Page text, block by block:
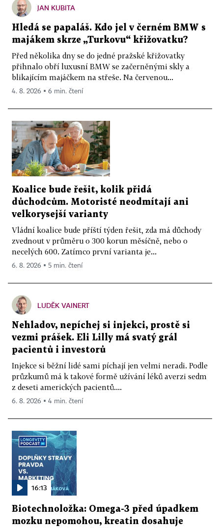
JAN KUBITA
Hledá se papaláš. Kdo jel v černém BMW s
majákem skrze „Turkovu“ křižovatku?
Před několika dny se do jedné pražské křižovatky
přihnalo obří luxusní BMW se začerněnými skly a
blikajícím majáčkem na střeše. Na červenou...
4. 8. 2026 ▪ 6 min. čtení
Koalice bude řešit, kolik přidá
důchodcům. Motoristé neodmítají ani
velkorysejší varianty
Vládní koalice bude příští týden řešit, zda má důchody
zvednout v průměru o 300 korun měsíčně, nebo o
necelých 600. Zatímco první varianta je...
6. 8. 2026 ▪ 5 min. čtení
LUDĚK VAINERT
Nehladov, nepíchej si injekci, prostě si
vezmi prášek. Eli Lilly má svatý grál
pacientů i investorů
Injekce si běžní lidé sami píchají jen velmi neradi. Podle
průzkumů má k takové formě užívání léků averzi sedm
z deseti amerických pacientů....
6. 8. 2026 ▪ 4 min. čtení
16:13
Biotechnoložka: Omega-3 před úpadkem
mozku nepomohou, kreatin dosahuje